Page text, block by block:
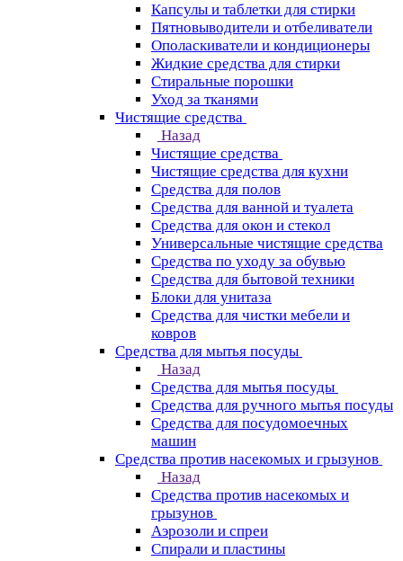
Капсулы и таблетки для стирки
Пятновыводители и отбеливатели
Ополаскиватели и кондиционеры
Жидкие средства для стирки
Стиральные порошки
Уход за тканями
Чистящие средства
Назад
Чистящие средства
Чистящие средства для кухни
Средства для полов
Средства для ванной и туалета
Средства для окон и стекол
Универсальные чистящие средства
Средства по уходу за обувью
Средства для бытовой техники
Блоки для унитаза
Средства для чистки мебели и
ковров
Средства для мытья посуды
Назад
Средства для мытья посуды
Средства для ручного мытья посуды
Средства для посудомоечных
машин
Средства против насекомых и грызунов
Назад
Средства против насекомых и
грызунов
Аэрозоли и спреи
Спирали и пластины